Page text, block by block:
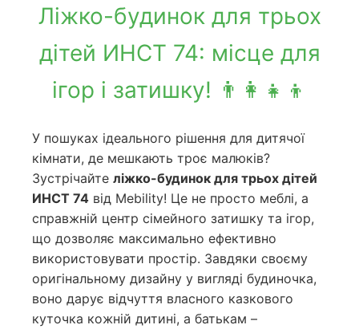
Ліжко-будинок для трьох
дітей ИНСТ 74: місце для
ігор і затишку! 👨‍👩‍👧‍👦
У пошуках ідеального рішення для дитячої
кімнати, де мешкають троє малюків?
Зустрічайте ліжко-будинок для трьох дітей
ИНСТ 74 від Mebility! Це не просто меблі, а
справжній центр сімейного затишку та ігор,
що дозволяє максимально ефективно
використовувати простір. Завдяки своєму
оригінальному дизайну у вигляді будиночка,
воно дарує відчуття власного казкового
куточка кожній дитині, а батькам –